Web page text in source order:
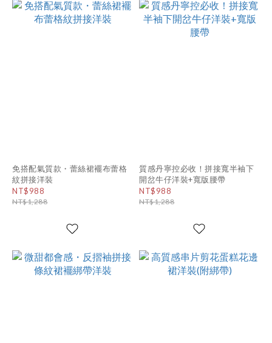
免搭配氣質款・蕾絲裙襬布蕾格
紋拼接洋裝
NT$988
NT$1,288
質感丹寧控必收！拼接寬半袖下
開岔牛仔洋裝+寬版腰帶
NT$988
NT$1,288